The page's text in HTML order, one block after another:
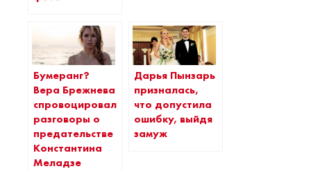
Бумеранг?
Вера Брежнева
спровоцировала
разговоры о
предательстве
Константина
Меладзе
Дарья Пынзарь
призналась,
что допустила
ошибку, выйдя
замуж